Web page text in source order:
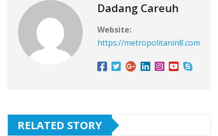
Dadang Careuh
Website:
https://metropolitanin8.com
RELATED STORY